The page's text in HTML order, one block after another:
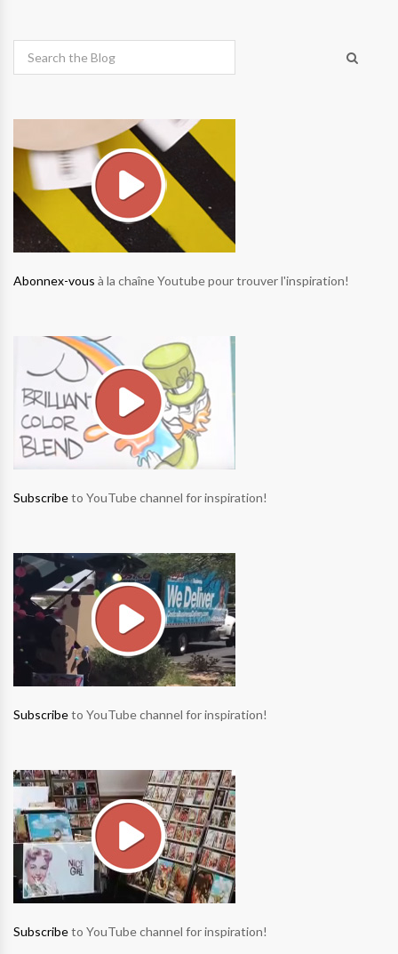
Abonnex-vous à la chaîne Youtube pour trouver l'inspiration!
Subscribeto YouTube channel for inspiration!
Subscribeto YouTube channel for inspiration!
Subscribeto YouTube channel for inspiration!